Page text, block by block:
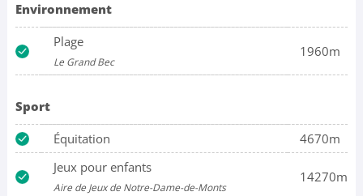
Environnement
Plage
Le Grand Bec
1960m
Sport
Équitation
4670m
Jeux pour enfants
Aire de Jeux de Notre-Dame-de-Monts
14270m